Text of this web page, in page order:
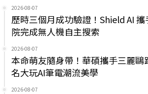
2026-08-07
歷時三個月成功驗證！Shield AI
院完成無人機自主搜索
2026-08-07
本命萌友隨身帶！華碩攜手三麗鷗
名大玩AI筆電潮流美學
2026-08-07